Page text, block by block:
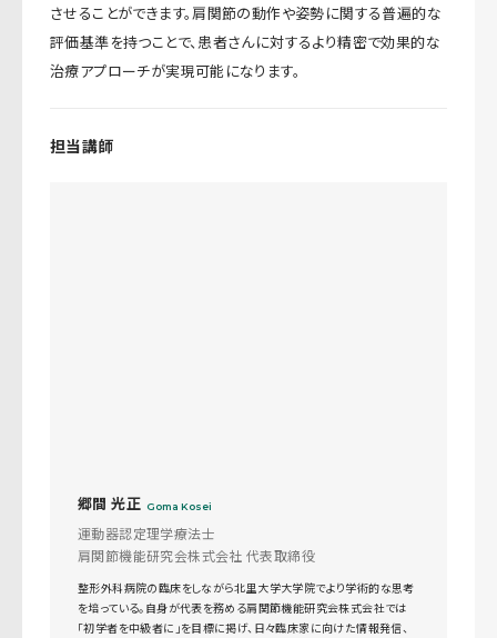
させることができます。肩関節の動作や姿勢に関する普遍的な
評価基準を持つことで、患者さんに対するより精密で効果的な
治療アプローチが実現可能になります。
担当講師
郷間 光正 Goma Kosei
運動器認定理学療法士
肩関節機能研究会株式会社 代表取締役
整形外科病院の臨床をしながら北里大学大学院でより学術的な思考
を培っている。自身が代表を務める肩関節機能研究会株式会社では
「初学者を中級者に」を目標に掲げ、日々臨床家に向けた情報発信、